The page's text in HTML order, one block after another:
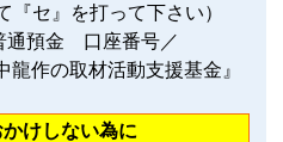
セ』を打って下さい）
通預金 口座番号／
作の取材活動支援基金』
けしない為に